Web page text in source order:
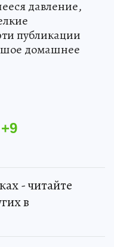
давление,
публикации
домашнее
+9
- читайте
в